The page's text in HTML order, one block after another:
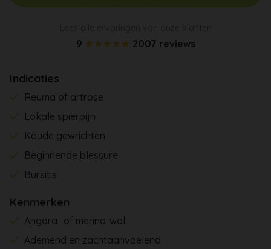
9 2007 reviews
Indicaties
Reuma of artrose
Lokale spierpijn
Koude gewrichten
Beginnende blessure
Bursitis
Kenmerken
Angora- of merino-wol
Ademend en zachtaanvoelend